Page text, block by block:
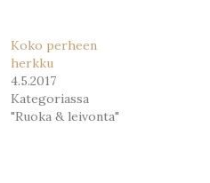
Koko perheen
herkku
4.5.2017
Kategoriassa
"Ruoka & leivonta"